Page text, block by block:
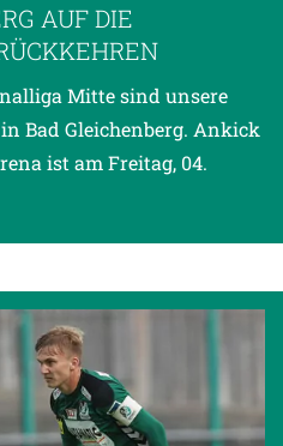
AUF DIE
Mitte sind unsere
Bad Gleichenberg. Ankick
ist am Freitag, 04.